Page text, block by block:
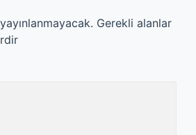
Gerekli alanlar